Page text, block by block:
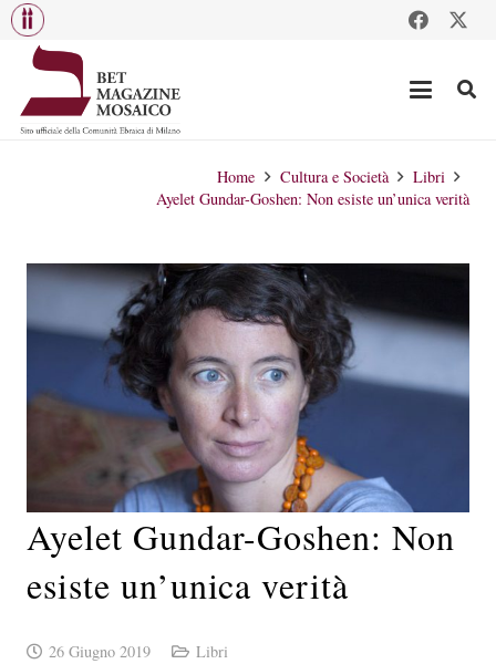
Home Cultura e Società
Libri
Ayelet Gundar-Goshen: Non esiste un’unica verità
Ayelet Gundar-Goshen: Non
esiste un’unica verità
26 Giugno 2019 Libri